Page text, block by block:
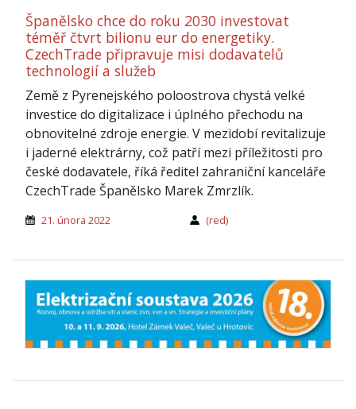
Španělsko chce do roku 2030 investovat
téměř čtvrt bilionu eur do energetiky.
CzechTrade připravuje misi dodavatelů
technologií a služeb
Země z Pyrenejského poloostrova chystá velké
investice do digitalizace i úplného přechodu na
obnovitelné zdroje energie. V mezidobí revitalizuje
i jaderné elektrárny, což patří mezi příležitosti pro
české dodavatele, říká ředitel zahraniční kanceláře
CzechTrade Španělsko Marek Zmrzlík.
21. února 2022 (red)